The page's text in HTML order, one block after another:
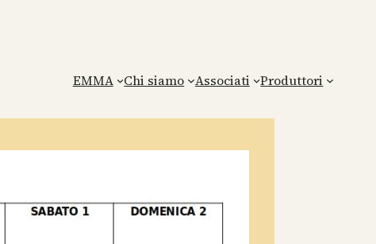
EMMA Chi siamo Associati Produttori